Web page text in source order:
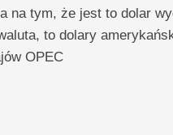
na tym, że jest to dolar
to dolary
OPEC